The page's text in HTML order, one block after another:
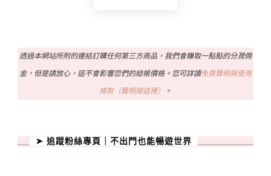
透過本網站所附的連結訂購任何第三方商品，我們會賺取一點點的分潤佣
金，但是請放心，這不會影響您們的結帳價格。您可詳讀免責聲明與使用
條款（聲明按這裡） 。
➤ 追蹤粉絲專頁｜不出門也能暢遊世界